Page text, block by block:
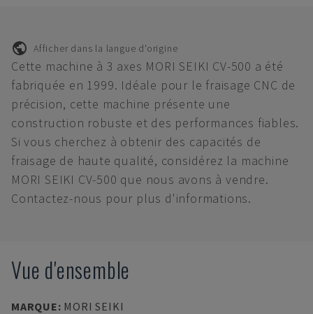
Afficher dans la langue d'origine
Cette machine à 3 axes MORI SEIKI CV-500 a été
fabriquée en 1999. Idéale pour le fraisage CNC de
précision, cette machine présente une
construction robuste et des performances fiables.
Si vous cherchez à obtenir des capacités de
fraisage de haute qualité, considérez la machine
MORI SEIKI CV-500 que nous avons à vendre.
Contactez-nous pour plus d'informations.
Vue d'ensemble
MARQUE: MORI SEIKI